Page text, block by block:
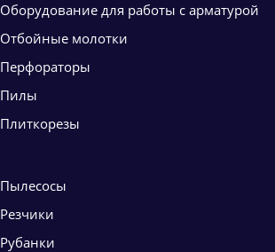
Оборудование для работы с арматурой
Отбойные молотки
Перфораторы
Пилы
Плиткорезы
Пылесосы
Резчики
Рубанки